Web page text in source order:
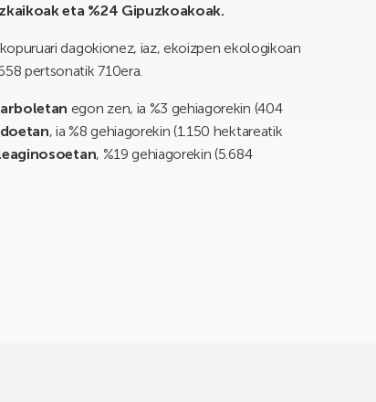
eta %24 Gipuzkoakoak.
dagokionez, iaz, ekoizpen ekologikoan
pertsonatik 710era.
egon zen, ia %3 gehiagorekin (404
, ia %8 gehiagorekin (1.150 hektareatik
, %19 gehiagorekin (5.684